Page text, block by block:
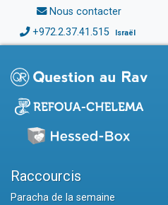
Nous contacter
+972.2.37.41.515 Israël
Raccourcis
Paracha de la semaine